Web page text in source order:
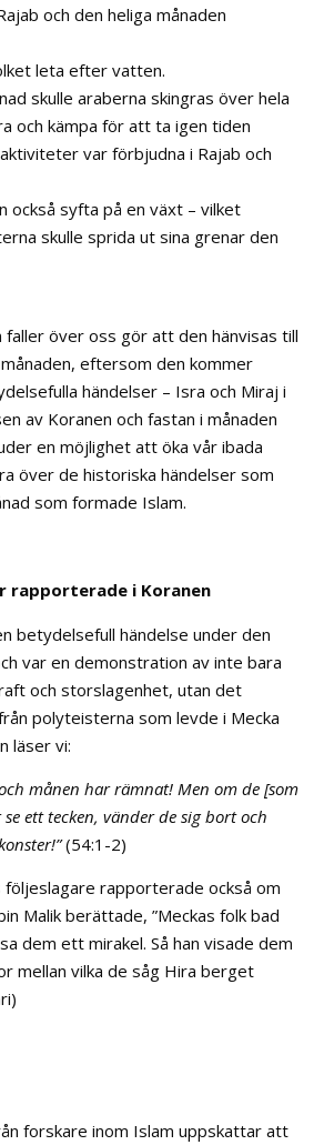
och den heliga månaden
leta efter vatten.
skulle araberna skingras över hela
och kämpa för att ta igen tiden
var förbjudna i Rajab och
också syfta på en växt – vilket
skulle sprida ut sina grenar den
faller över oss gör att den hänvisas till
eftersom den kommer
händelser – Isra och Miraj i
av Koranen och fastan i månaden
en möjlighet att öka vår ibada
över de historiska händelser som
som formade Islam.
rapporterade i Koranen
betydelsefull händelse under den
var en demonstration av inte bara
och storslagenhet, utan det
polyteisterna som levde i Mecka
läser vi:
och månen har rämnat! Men om de [som
ett tecken, vänder de sig bort och
(54:1-2)
rapporterade också om
Malik berättade, ”Meckas folk bad
dem ett mirakel. Så han visade dem
mellan vilka de såg Hira berget
forskare inom Islam uppskattar att